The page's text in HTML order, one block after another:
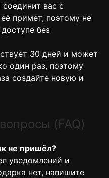
вас с
примет, поэтому не
без
30 дней и может
один раз, поэтому
создайте новую и
(FAQ)
не пришёл?
уведомлений и
нет, напишите